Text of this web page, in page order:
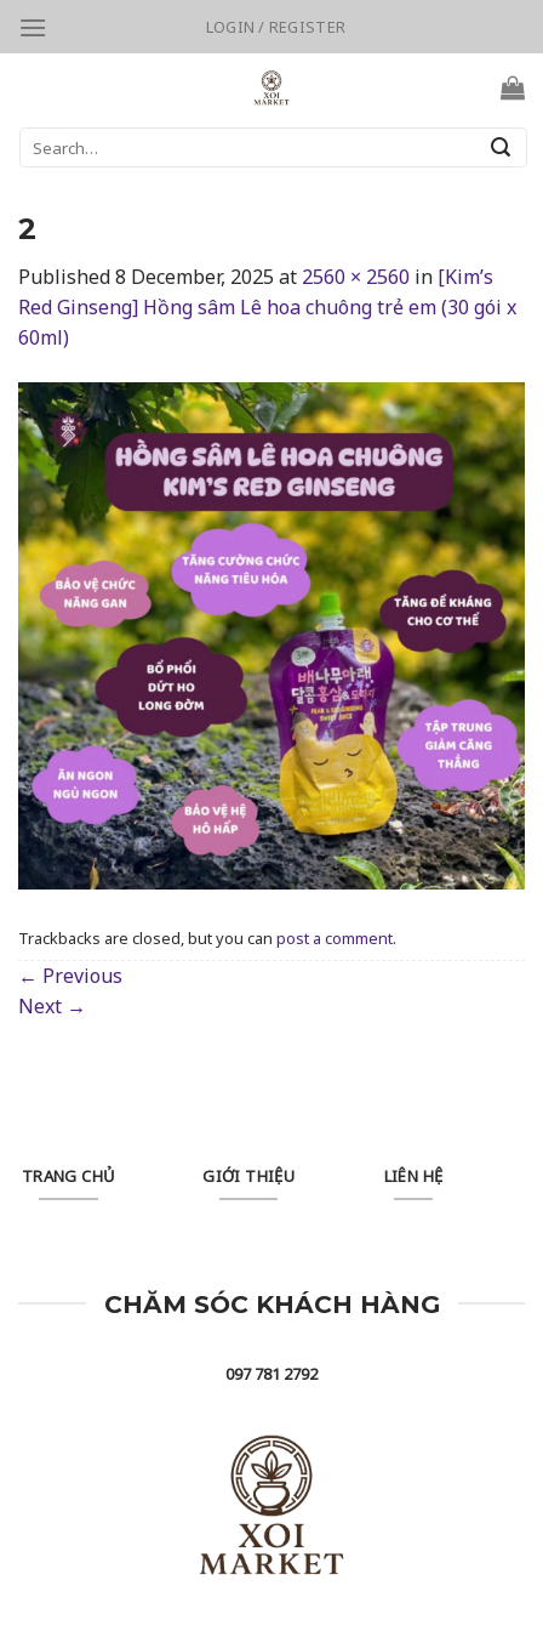
Skip
LOGIN / REGISTER
for:
2
Published8 December, 2025 at 2560 × 2560 in [Kim’s
Red Ginseng] Hồng sâm Lê hoa chuông trẻ em (30 gói x
60ml)
Trackbacks are closed, but you can post a comment.
← Previous
Next →
TRANG CHỦ GIỚI THIỆU LIÊN HỆ
CHĂM SÓC KHÁCH HÀNG
097 781 2792